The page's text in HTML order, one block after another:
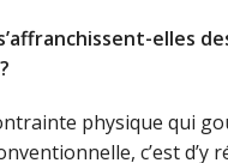
elles
physique qui
c’est d’y